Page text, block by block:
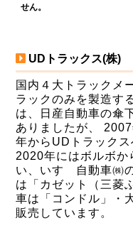
せん。
UDトラックス(株)
国内４大トラックメ
ラックのみを製造す
は、日産自動車の傘
ありましたが、
年からUDトラックス
2020年にはボルボか
い、いすゞ自動車㈱
は「カゼット（三菱
車は「コンドル」・
販売しています。